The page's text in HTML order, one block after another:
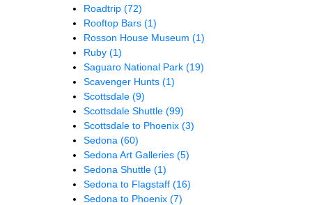
Roadtrip (72)
Rooftop Bars (1)
Rosson House Museum (1)
Ruby (1)
Saguaro National Park (19)
Scavenger Hunts (1)
Scottsdale (9)
Scottsdale Shuttle (99)
Scottsdale to Phoenix (3)
Sedona (60)
Sedona Art Galleries (5)
Sedona Shuttle (1)
Sedona to Flagstaff (16)
Sedona to Phoenix (7)